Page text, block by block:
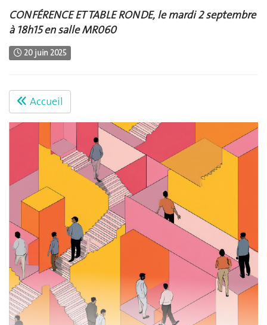
CONFÉRENCE ET TABLE RONDE, le mardi 2 septembre
à 18h15 en salle MR060
20 juin 2025
Accueil